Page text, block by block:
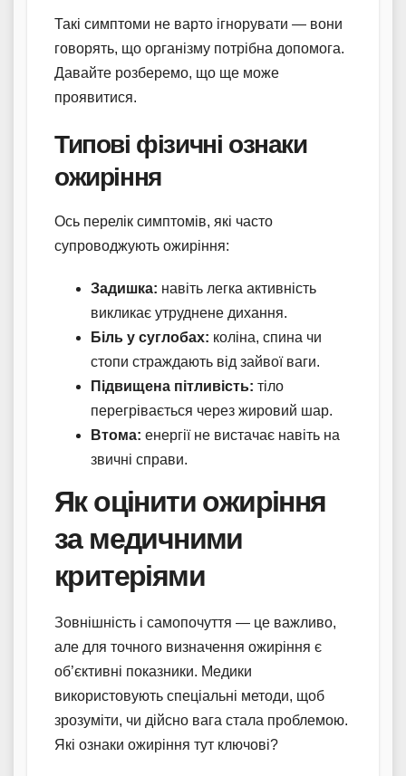
Такі симптоми не варто ігнорувати — вони
говорять, що організму потрібна допомога.
Давайте розберемо, що ще може
проявитися.
Типові фізичні ознаки
ожиріння
Ось перелік симптомів, які часто
супроводжують ожиріння:
Задишка: навіть легка активність
викликає утруднене дихання.
Біль у суглобах: коліна, спина чи
стопи страждають від зайвої ваги.
Підвищена пітливість: тіло
перегрівається через жировий шар.
Втома: енергії не вистачає навіть на
звичні справи.
Як оцінити ожиріння
за медичними
критеріями
Зовнішність і самопочуття — це важливо,
але для точного визначення ожиріння є
об’єктивні показники. Медики
використовують спеціальні методи, щоб
зрозуміти, чи дійсно вага стала проблемою.
Які ознаки ожиріння тут ключові?